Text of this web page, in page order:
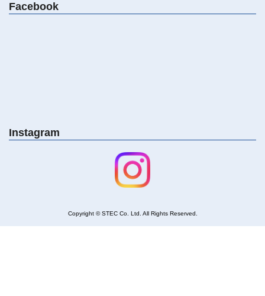
Facebook
Instagram
Copyright © STEC Co. Ltd. All Rights Reserved